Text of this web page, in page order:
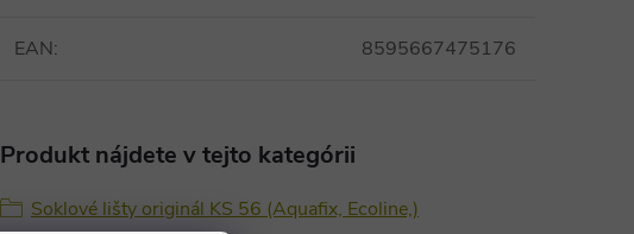
EAN: 8595667475176
Produkt nájdete v tejto kategórii
Soklové lišty originál KS 56 (Aquafix, Ecoline,)